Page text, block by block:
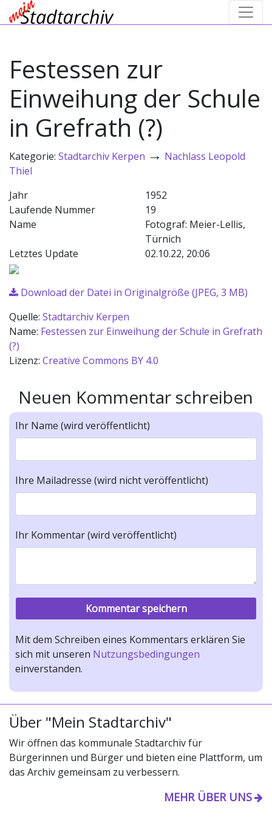
Festessen zur
Einweihung der Schule
in Grefrath (?)
Kategorie: Stadtarchiv Kerpen → Nachlass Leopold
Thiel
Jahr
1952
Laufende Nummer
19
Name
Fotograf: Meier-Lellis,
Türnich
Letztes Update
02.10.22, 20:06
Download der Datei in Originalgröße (JPEG, 3 MB)
Quelle: Stadtarchiv Kerpen
Name: Festessen zur Einweihung der Schule in Grefrath
(?)
Lizenz: Creative Commons BY 4.0
Neuen Kommentar schreiben
Ihr Name (wird veröffentlicht)
Ihre Mailadresse (wird nicht veröffentlicht)
Ihr Kommentar (wird veröffentlicht)
Mit dem Schreiben eines Kommentars erklären Sie
sich mit unseren Nutzungsbedingungen
einverstanden.
Über "Mein Stadtarchiv"
Wir öffnen das kommunale Stadtarchiv für
Bürgerinnen und Bürger und bieten eine Plattform, um
das Archiv gemeinsam zu verbessern.
MEHR ÜBER UNS